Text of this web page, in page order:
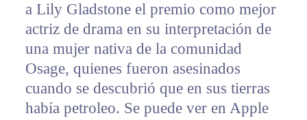
a Lily Gladstone el premio como mejor
actriz de drama en su interpretación de
una mujer nativa de la comunidad
Osage, quienes fueron asesinados
cuando se descubrió que en sus tierras
había petroleo. Se puede ver en Apple